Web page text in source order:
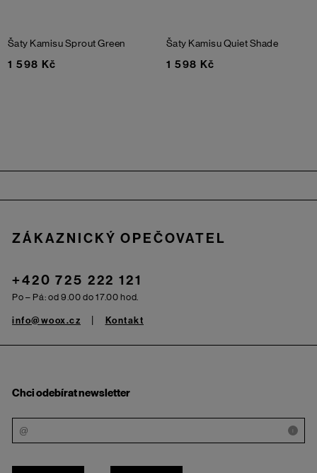
Šaty KamisuSprout Green
1 598 Kč
Šaty KamisuQuiet Shade
1 598 Kč
ZÁKAZNICKÝ OPEČOVATEL
+420 725 222 121
Po – Pá: od 9.00 do 17.00 hod.
info@woox.cz Kontakt
Chci odebírat newsletter
i